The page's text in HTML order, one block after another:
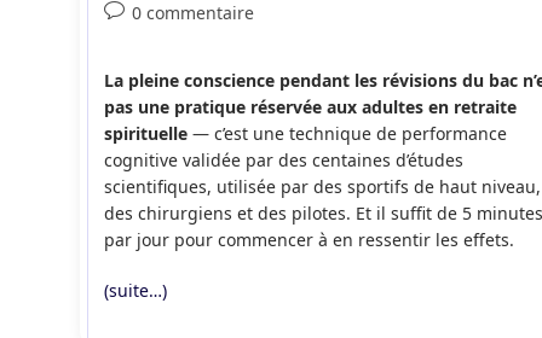
de
publiée :
Commentaires
publication :
0 commentaire
La pleine conscience pendant les révisions du bac
pas une pratique réservée aux adultes en retraite
spirituelle— c’est une technique de performance
cognitive validée par des centaines d’études
scientifiques, utilisée par des sportifs de haut niveau,
des chirurgiens et des pilotes. Et il suffit de 5 minutes
par jour pour commencer à en ressentir les effets.
(suite…)